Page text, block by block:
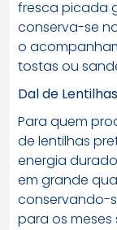
fresca picada
conserva-se
o
tostas ou
Dal de
Para quem
de lentilhas
energia
em grande
conservando-
para os meses